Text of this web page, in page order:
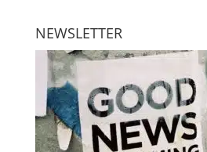
NEWSLETTER